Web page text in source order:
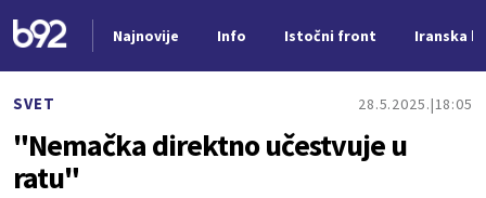
Najnovije Info Istočni front Iranska
SVET 28.5.2025. 18:05
"Nemačka direktno učestvuje u
ratu"